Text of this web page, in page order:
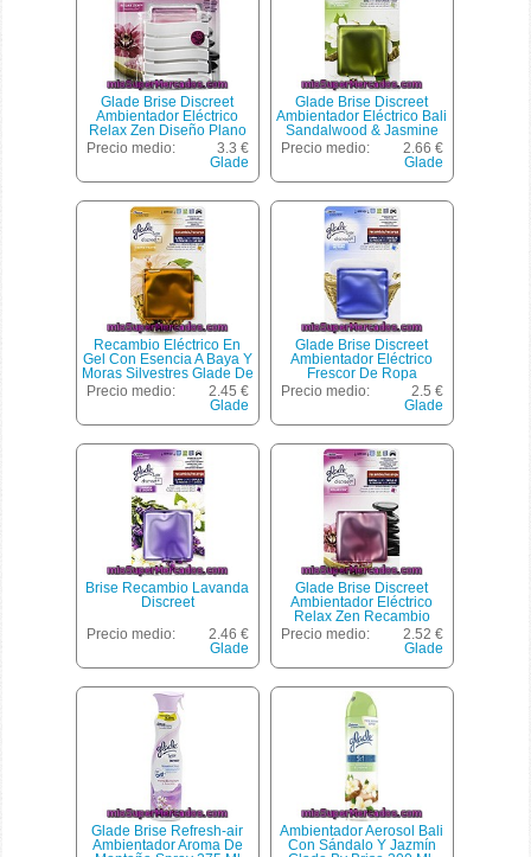
Glade Brise Discreet
Ambientador Eléctrico
Relax Zen Diseño Plano
Aparato + Recambio
Precio medio:
3.3 €
Glade
Glade Brise Discreet
Ambientador Eléctrico Bali
Sandalwood & Jasmine
Recambio
Precio medio:
2.66 €
Glade
Recambio Eléctrico En
Gel Con Esencia A Baya Y
Moras Silvestres Glade De
Brise 1 Unidad. Este Tipo
De Recambios Eléctricos
De Glade De Brise.
Precio medio:
2.45 €
Glade
Glade Brise Discreet
Ambientador Eléctrico
Frescor De Ropa
Recambio
Precio medio:
2.5 €
Glade
Brise Recambio Lavanda
Discreet
Precio medio:
2.46 €
Glade
Glade Brise Discreet
Ambientador Eléctrico
Relax Zen Recambio
Precio medio:
2.52 €
Glade
Glade Brise Refresh-air
Ambientador Aroma De
Ambientador Aerosol Bali
Con Sándalo Y Jazmín